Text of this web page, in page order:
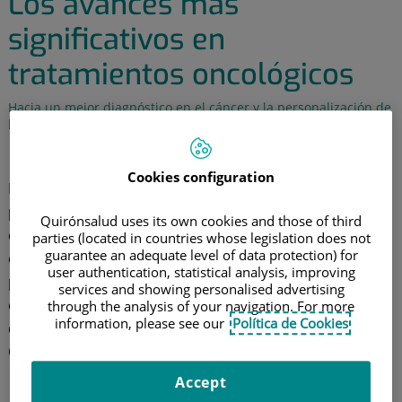
significativos en
tratamientos oncológicos
Hacia un mejor diagnóstico en el cáncer y la personalización de
las terapias
30 de noviembre de 2015
El intensivo estudio que se está realizando sobre los
procesos cancerígenos y del desarrollo de los tumores
está dando sus frutos. Aunque sigue siendo una
enfermedad que mata cada año a más de 100.000
personas en España, los avances que se consiguen
están revolucionando las técnicas de tratamiento. El
doctor Hernán Cortés-Funes, especialista en
Oncología, nos explica en qué consisten estos avances.
Cookies configuration
Quirónsalud uses its own cookies and those of third
parties (located in countries whose legislation does not
guarantee an adequate level of data protection) for
user authentication, statistical analysis, improving
services and showing personalised advertising
through the analysis of your navigation. For more
information, please see our Política de Cookies
Accept